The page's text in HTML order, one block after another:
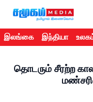
இலங்கை இந்தியா
தொடரும் சீரற்ற